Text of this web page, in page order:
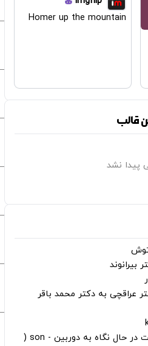
Homer up the mountain
قالب
پیدا نشد
‌توش
بیرانوند
عراقچی به دکتر محمد باقر
دانلود قالب مرد سیاه پوست در حال نگاه به دوربین - son (